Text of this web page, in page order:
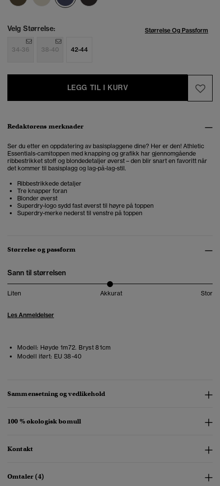
Velg Størrelse: Størrelse Og Passform
34-36 38-40 42-44
LEGG TIL I KURV
Redaktørens merknader
Ser du etter en oppdatering av basisplaggene dine? Her er den! Athletic
Essentials-camitoppen med knapping og grafikk har gjennomgående
ribbestrikket stoff og blondedetaljer øverst – den blir snart en favoritt når
det kommer til basisplagg og lag-på-lag-stil.
Ribbestrikkede detaljer
Tre knapper foran
Blonder øverst
Superdry-logo sydd fast øverst til høyre på toppen
Superdry-merke nederst til venstre på toppen
Størrelse og passform
Sann til størrelsen
Liten Akkurat Stor
Les Anmeldelser
Modell: Høyde 1m72. Bryst 81cm
Modell iført: EU 38-40
Sammensetning og vedlikehold
100 % økologisk bomull
Kontakt
Omtaler (4)